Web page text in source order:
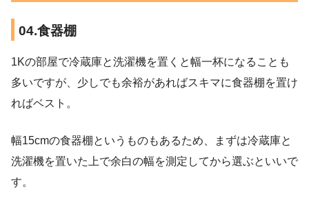
04.食器棚
1Kの部屋で冷蔵庫と洗濯機を置くと幅一杯になることも
多いですが、少しでも余裕があればスキマに食器棚を置け
ればベスト。
幅15cmの食器棚というものもあるため、まずは冷蔵庫と
洗濯機を置いた上で余白の幅を測定してから選ぶといいで
す。